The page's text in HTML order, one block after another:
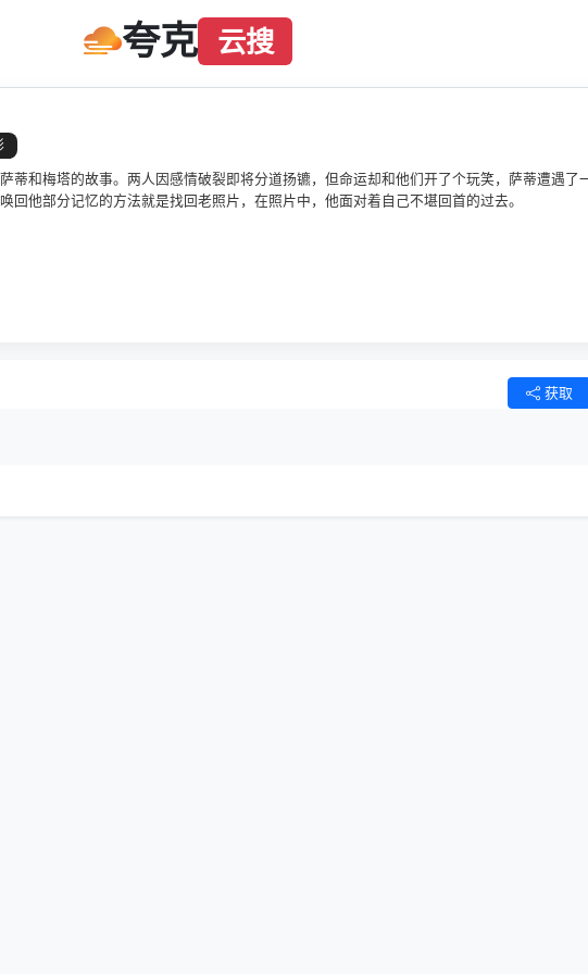
夸克 云搜
蒂和梅塔的故事。两人因感情破裂即将分道扬镳，但命运却和他们开了个玩笑，萨蒂遭遇了
回他部分记忆的方法就是找回老照片，在照片中，他面对着自己不堪回首的过去。
获取